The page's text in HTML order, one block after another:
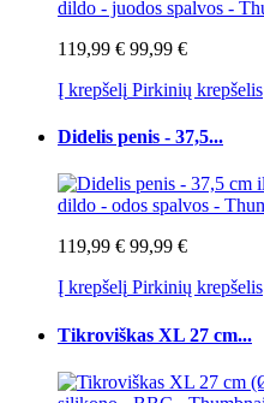
119,99 € 99,99 €
Į krepšelį Pirkinių krepšelis
Didelis penis - 37,5...
119,99 € 99,99 €
Į krepšelį Pirkinių krepšelis
Tikroviškas XL 27 cm...